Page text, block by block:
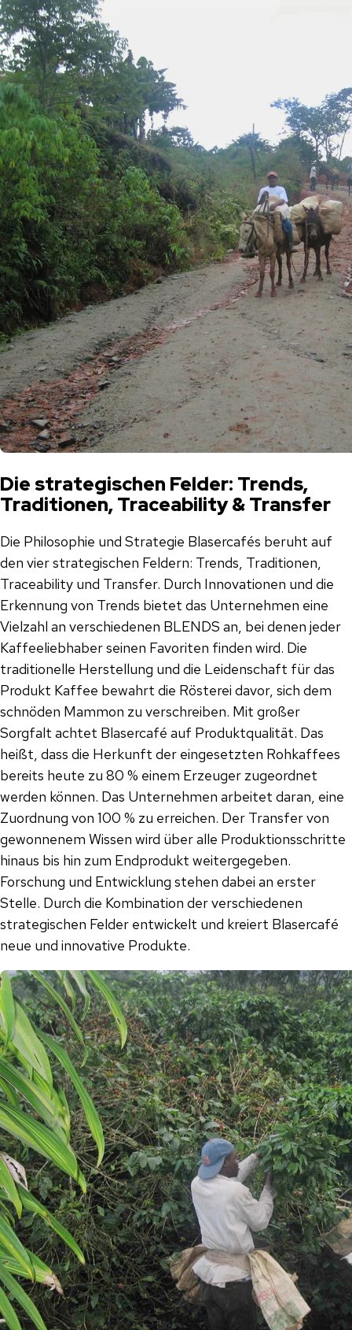
Die strategischen Felder: Trends,
Traditionen, Traceability & Transfer
Die Philosophie und Strategie Blasercafés beruht auf
den vier strategischen Feldern: Trends, Traditionen,
Traceability und Transfer. Durch Innovationen und die
Erkennung von Trends bietet das Unternehmen eine
Vielzahl an verschiedenen BLENDS an, bei denen jeder
Kaffeeliebhaber seinen Favoriten finden wird. Die
traditionelle Herstellung und die Leidenschaft für das
Produkt Kaffee bewahrt die Rösterei davor, sich dem
schnöden Mammon zu verschreiben. Mit großer
Sorgfalt achtet Blasercafé auf Produktqualität. Das
heißt, dass die Herkunft der eingesetzten Rohkaffees
bereits heute zu 80 % einem Erzeuger zugeordnet
werden können. Das Unternehmen arbeitet daran, eine
Zuordnung von 100 % zu erreichen. Der Transfer von
gewonnenem Wissen wird über alle Produktionsschritte
hinaus bis hin zum Endprodukt weitergegeben.
Forschung und Entwicklung stehen dabei an erster
Stelle. Durch die Kombination der verschiedenen
strategischen Felder entwickelt und kreiert Blasercafé
neue und innovative Produkte.